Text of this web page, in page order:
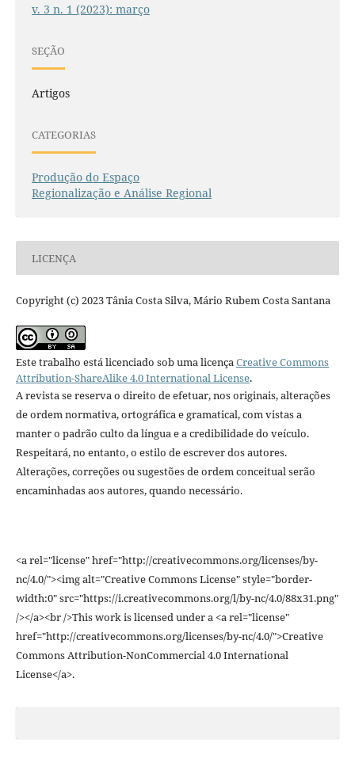
v. 3 n. 1 (2023): março
SEÇÃO
Artigos
CATEGORIAS
Produção do Espaço
Regionalização e Análise Regional
LICENÇA
Copyright (c) 2023 Tânia Costa Silva, Mário Rubem Costa Santana
Este trabalho está licenciado sob uma licençaCreative Commons
Attribution-ShareAlike 4.0 International License.
A revista se reserva o direito de efetuar, nos originais, alterações
de ordem normativa, ortográfica e gramatical, com vistas a
manter o padrão culto da língua e a credibilidade do veículo.
Respeitará, no entanto, o estilo de escrever dos autores.
Alterações, correções ou sugestões de ordem conceitual serão
encaminhadas aos autores, quando necessário.
<a rel="license" href="http://creativecommons.org/licenses/by-
nc/4.0/"><img alt="Creative Commons License" style="border-
width:0" src="https://i.creativecommons.org/l/by-nc/4.0/88x31.png"
/></a><br />This work is licensed under a <a rel="license"
href="http://creativecommons.org/licenses/by-nc/4.0/">Creative
Commons Attribution-NonCommercial 4.0 International
License</a>.